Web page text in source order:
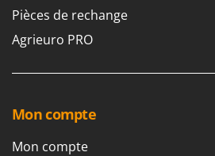
Pièces de rechange
Agrieuro PRO
Mon compte
Mon compte